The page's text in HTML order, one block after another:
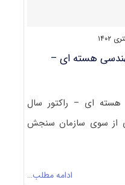
۱۴۰۲
هسته ای –
هسته ای – راکتور سال
از سوی سازمان سنجش
ادامه مطلب…